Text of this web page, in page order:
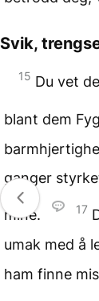
Svik,
15 Du vet
blant dem
ganger
mine. 17
umak med å
ham finne